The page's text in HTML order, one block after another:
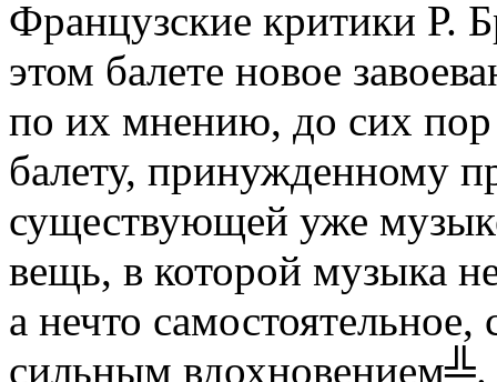
Французские критики Р.
этом балете новое
по их мнению, до сих пор
балету, принужденному
существующей уже
вещь, в которой музыка
а нечто
сильным вдохновением╩.